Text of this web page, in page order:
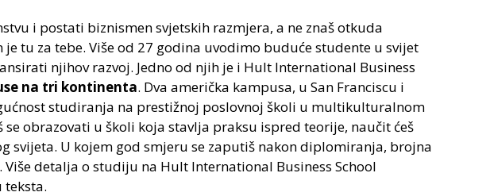
i postati biznismen svjetskih razmjera, a ne znaš otkuda
je tu za tebe. Više od 27 godina uvodimo buduće studente u svijet
njihov razvoj. Jedno od njih je i Hult International Business
na tri kontinenta. Dva američka kampusa, u San Franciscu i
studiranja na prestižnoj poslovnoj školi u multikulturalnom
se obrazovati u školi koja stavlja praksu ispred teorije, naučit ćeš
svijeta. U kojem god smjeru se zaputiš nakon diplomiranja, brojna
detalja o studiju na Hult International Business School
teksta.